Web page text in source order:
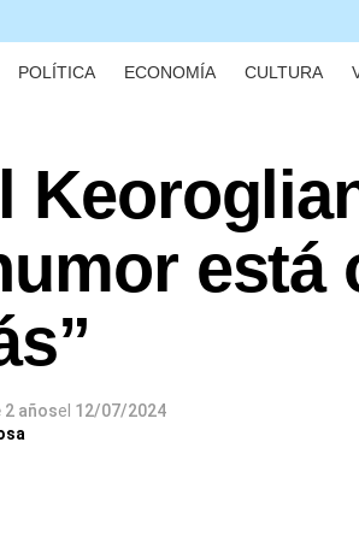
POLÍTICA ECONOMÍA CULTURA
está
2 añosel 12/07/2024